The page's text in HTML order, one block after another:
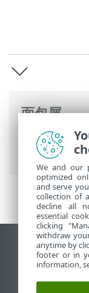
面包屑
ESET 联机帮
Log
查看桌面站点
End of Life
ESET 知识库
We and our
optimized
and serve
collection of
decline all
essential
clicking
withdraw
anytime by
footer or in
information,